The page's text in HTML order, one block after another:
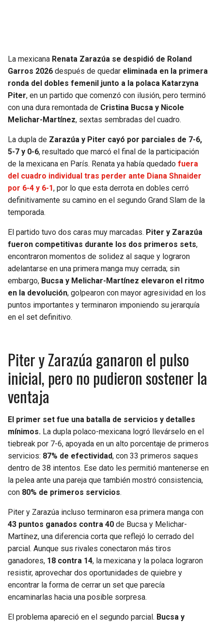
FALCONS
PANTHERS
SAINTS
BUCCANEERS
TRAIL BLAZERS
JAZZ
La mexicana Renata Zarazúa se despidió de Roland
Garros 2026 después de quedar eliminada en la primera
ronda del dobles femenil junto a la polaca Katarzyna
Piter, en un partido que comenzó con ilusión, pero terminó
con una dura remontada de Cristina Bucsa y Nicole
Melichar-Martínez, sextas sembradas del cuadro.
La dupla de Zarazúa y Piter cayó por parciales de 7-6,
5-7 y 0-6, resultado que marcó el final de la participación
de la mexicana en París. Renata ya había quedado fuera
del cuadro individual tras perder ante Diana Shnaider
por 6-4 y 6-1, por lo que esta derrota en dobles cerró
definitivamente su camino en el segundo Grand Slam de la
temporada.
El partido tuvo dos caras muy marcadas. Piter y Zarazúa
fueron competitivas durante los dos primeros sets,
encontraron momentos de solidez al saque y lograron
adelantarse en una primera manga muy cerrada; sin
embargo, Bucsa y Melichar-Martínez elevaron el ritmo
en la devolución, golpearon con mayor agresividad en los
puntos importantes y terminaron imponiendo su jerarquía
en el set definitivo.
Piter y Zarazúa ganaron el pulso
inicial, pero no pudieron sostener la
ventaja
El primer set fue una batalla de servicios y detalles
mínimos. La dupla polaco-mexicana logró llevárselo en el
tiebreak por 7-6, apoyada en un alto porcentaje de primeros
servicios: 87% de efectividad, con 33 primeros saques
dentro de 38 intentos. Ese dato les permitió mantenerse en
la pelea ante una pareja que también mostró consistencia,
con 80% de primeros servicios.
Piter y Zarazúa incluso terminaron esa primera manga con
43 puntos ganados contra 40 de Bucsa y Melichar-
Martínez, una diferencia corta que reflejó lo cerrado del
parcial. Aunque sus rivales conectaron más tiros
ganadores, 18 contra 14, la mexicana y la polaca lograron
resistir, aprovechar dos oportunidades de quiebre y
encontrar la forma de cerrar un set que parecía
encaminarlas hacia una posible sorpresa.
El problema apareció en el segundo parcial. Bucsa y